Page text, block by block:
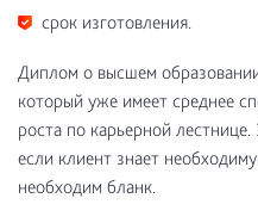
срок изготовления.
Диплом о высшем
который уже имеет среднее
роста по карьерной
если клиент знает
необходим бланк.